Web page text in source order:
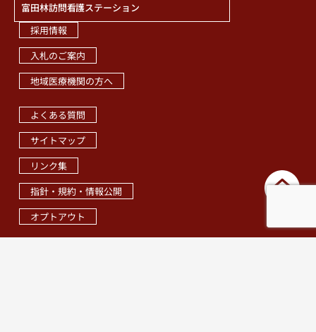
富田林訪問看護ステーション
採用情報
入札のご案内
地域医療機関の方へ
よくある質問
サイトマップ
リンク集
指針・規約・情報公開
オプトアウト